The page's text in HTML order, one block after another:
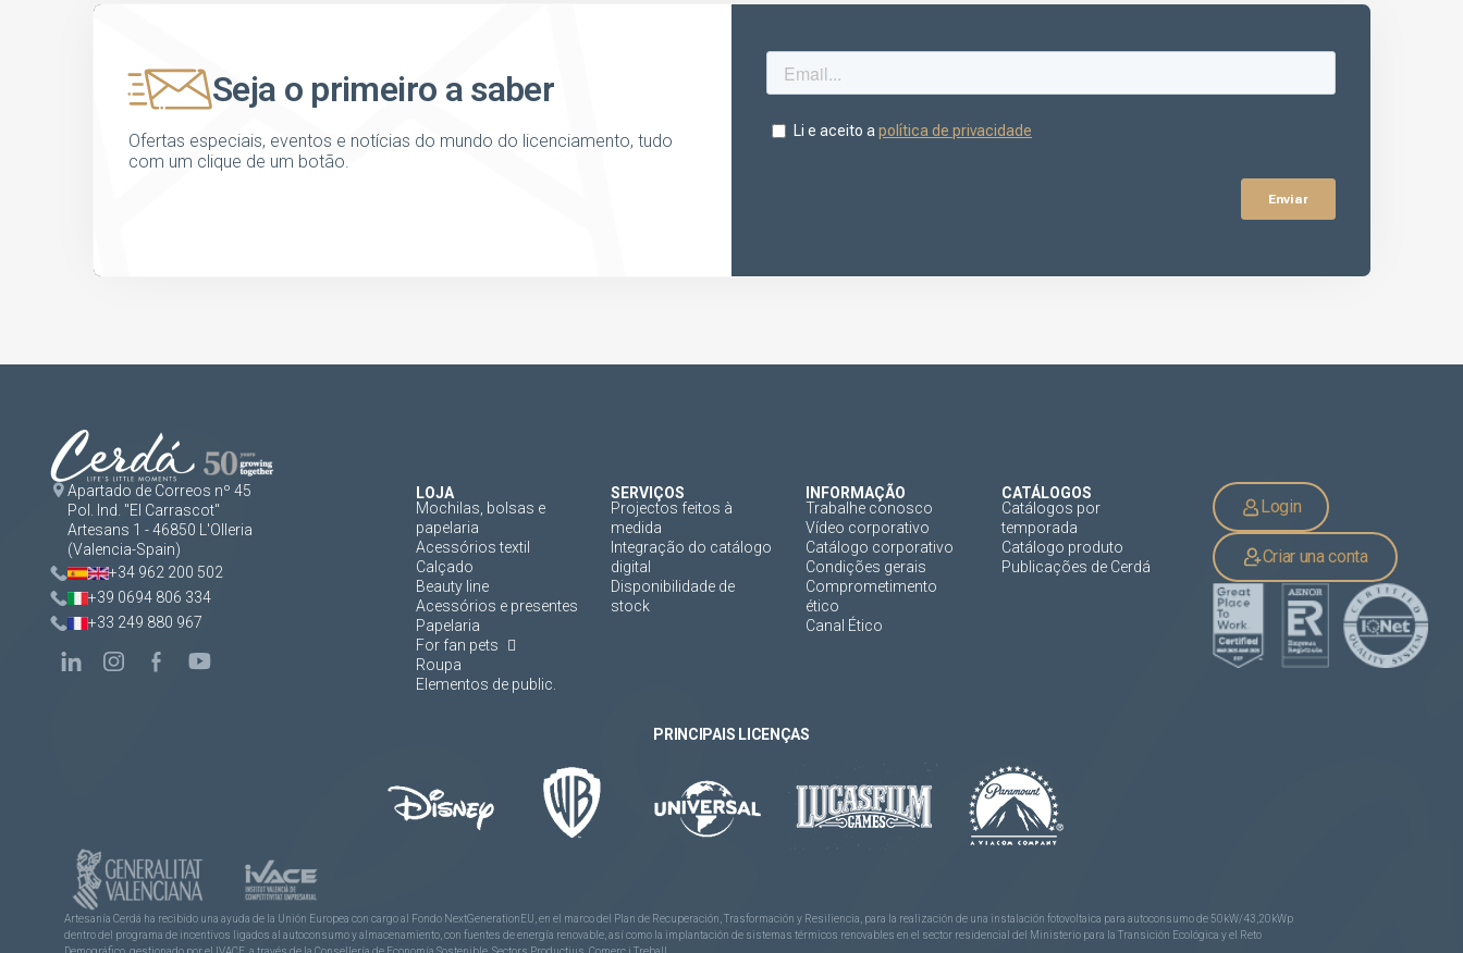
Seja o primeiro a saber
Ofertas especiais, eventos e notícias do mundo do licenciamento, tudo
com um clique de um botão.
Apartado de Correos nº 45
Pol. Ind. "El Carrascot"
Artesans 1 - 46850 L'Olleria
(Valencia-Spain)
+34 962 200 502
+39 0694 806 334
+33 249 880 967
LOJA
Mochilas, bolsas e
papelaria
Acessórios textil
Calçado
Beauty line
Acessórios e presentes
Papelaria
For fan pets
Roupa
Elementos de public.
SERVIÇOS
Projectos feitos à
medida
Integração do catálogo
digital
Disponibilidade de
stock
INFORMAÇÃO
Trabalhe conosco
Vídeo corporativo
Catálogo corporativo
Condições gerais
Comprometimento
ético
Canal Ético
CATÁLOGOS
Catálogos por
temporada
Catálogo produto
Publicações de Cerdá
Login
Criar una conta
PRINCIPAIS LICENÇAS
Artesanía Cerdá ha recibido una ayuda de la Unión Europea con cargo al Fondo NextGenerationEU, en el marco del Plan de Recuperación, Trasformación y Resiliencia, para la realización de una instalación fotovoltaica para autoconsumo de 50kW/43,20kWp
dentro del programa de incentivos ligados al autoconsumo y almacenamiento, con fuentes de energía renovable, así como la implantación de sistemas térmicos renovables en el sector residencial del Ministerio para la Transición Ecológica y el Reto